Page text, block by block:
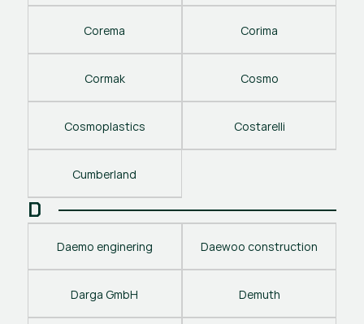
Corema Corima
Cormak Cosmo
Cosmoplastics Costarelli
Cumberland
D
Daemo enginering Daewoo construction
Darga GmbH Demuth